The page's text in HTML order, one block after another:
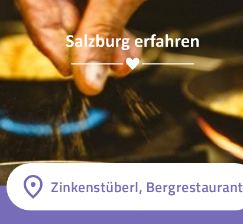
Zinkenstüberl, Bergrestaurant